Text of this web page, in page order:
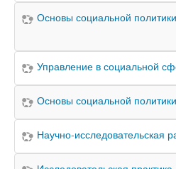
Основы социальной политики
Управление в социальной
Основы социальной
Научно-исследовательская